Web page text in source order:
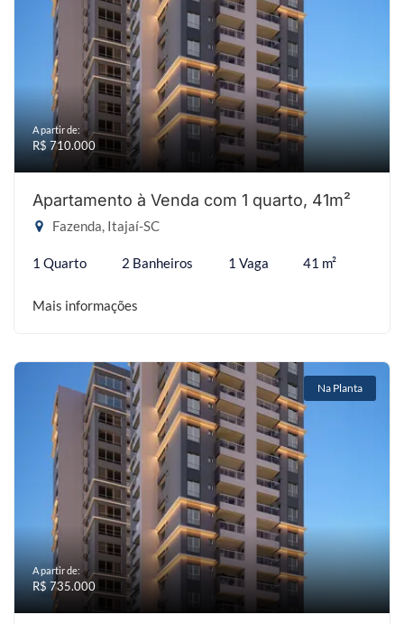
A partir de:
R$ 710.000
Apartamento à Venda com 1 quarto, 41m²
Fazenda, Itajaí-SC
1 Quarto 2 Banheiros 1 Vaga 41 m²
Mais informações
Na Planta
A partir de:
R$ 735.000